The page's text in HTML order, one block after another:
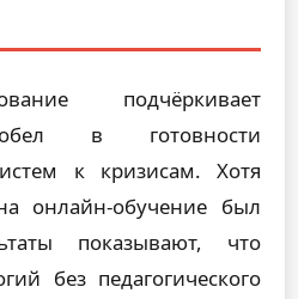
подчёркивает
в готовности
к кризисам. Хотя
онлайн-обучение был
показывают, что
без педагогического